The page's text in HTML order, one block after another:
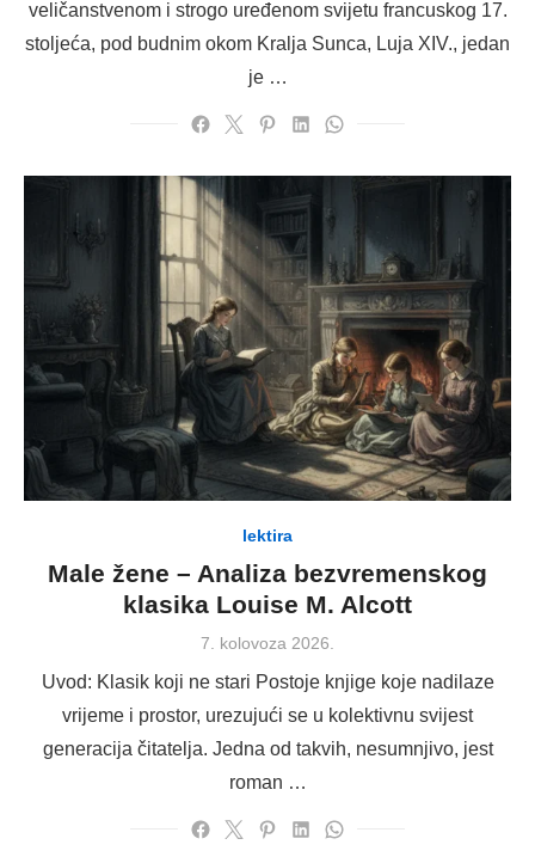
veličanstvenom i strogo uređenom svijetu francuskog 17.
stoljeća, pod budnim okom Kralja Sunca, Luja XIV., jedan
je …
lektira
Male žene – Analiza bezvremenskog
klasika Louise M. Alcott
Posted
7. kolovoza 2026.
Uvod: Klasik koji ne stari Postoje knjige koje nadilaze
vrijeme i prostor, urezujući se u kolektivnu svijest
generacija čitatelja. Jedna od takvih, nesumnjivo, jest
roman …